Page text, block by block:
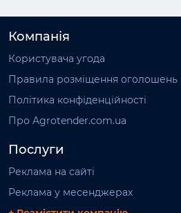
Компанія
Користувача угода
Правила розміщення оголошень
Політика конфіденційності
Про Agrotender.com.ua
Послуги
Реклама на сайті
Реклама у месенджерах